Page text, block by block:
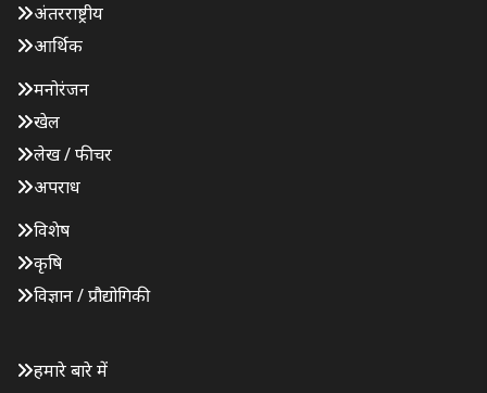
अंतरराष्ट्रीय
आर्थिक
मनोरंजन
खेल
लेख / फीचर
अपराध
विशेष
कृषि
विज्ञान / प्रौद्योगिकी
हमारे बारे में